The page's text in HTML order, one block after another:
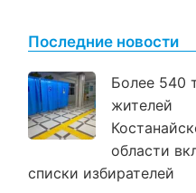
Последние новости
Более 540
жителей
области
списки избирателей